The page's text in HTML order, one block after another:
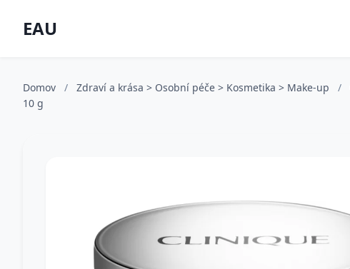
EAU
Domov / Zdraví a krása > Osobní péče > Kosmetika > Make-up /
10 g